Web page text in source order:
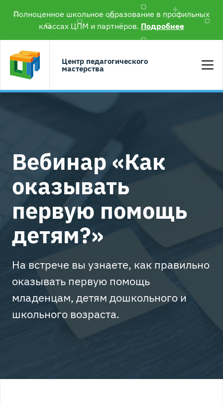
Полноценное школьное образование в профильных
классах ЦПМ и партнёров. Подробнее
Центр педагогического
мастерства
Вебинар «Как
оказывать
первую помощь
детям?»
На встрече вы узнаете, как правильно
оказывать первую помощь
младенцам, детям дошкольного и
школьного возраста.